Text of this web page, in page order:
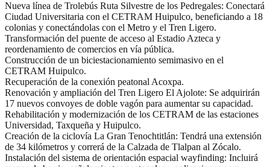
Nueva línea de Trolebús Ruta Silvestre de los Pedregales: Conectará
Ciudad Universitaria con el CETRAM Huipulco, beneficiando a 18
colonias y conectándolas con el Metro y el Tren Ligero.
Transformación del puente de acceso al Estadio Azteca y
reordenamiento de comercios en vía pública.
Construcción de un biciestacionamiento semimasivo en el
CETRAM Huipulco.
Recuperación de la conexión peatonal Acoxpa.
Renovación y ampliación del Tren Ligero El Ajolote: Se adquirirán
17 nuevos convoyes de doble vagón para aumentar su capacidad.
Rehabilitación y modernización de los CETRAM de las estaciones
Universidad, Taxqueña y Huipulco.
Creación de la ciclovía La Gran Tenochtitlán: Tendrá una extensión
de 34 kilómetros y correrá de la Calzada de Tlalpan al Zócalo.
Instalación del sistema de orientación espacial wayfinding: Incluirá